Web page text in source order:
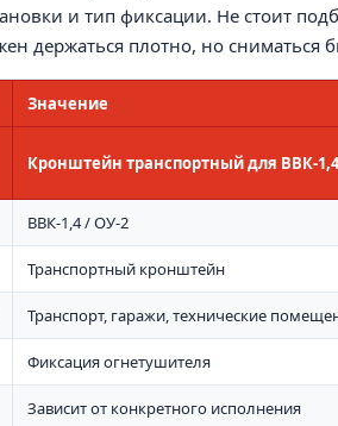
и тип фиксации. Не стоит
держаться плотно, но сниматься
Значение
Кронштейн транспортный для ВВК-1,4
ВВК-1,4 / ОУ-2
Транспортный кронштейн
Транспорт, гаражи, технические
Фиксация огнетушителя
Зависит от конкретного исполнения